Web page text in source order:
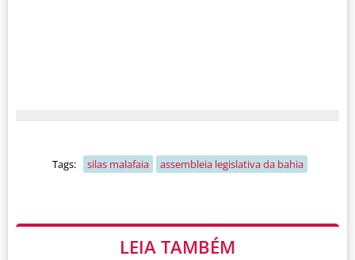
Tags: silas malafaia assembleia legislativa da bahia
LEIA TAMBÉM